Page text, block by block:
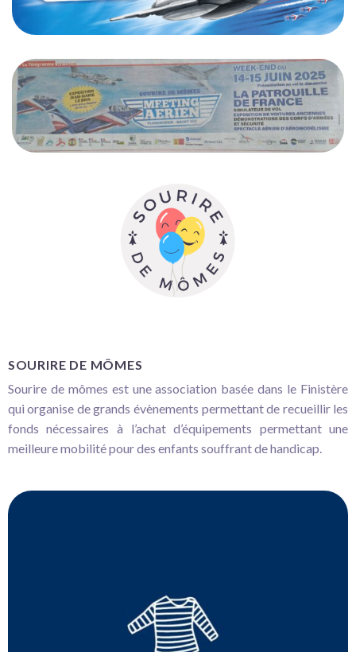
SOURIRE DE MÔMES
Sourire de mômes est une association basée dans le Finistère
qui organise de grands évènements permettant de recueillir les
fonds nécessaires à l’achat d’équipements permettant une
meilleure mobilité pour des enfants souffrant de handicap.